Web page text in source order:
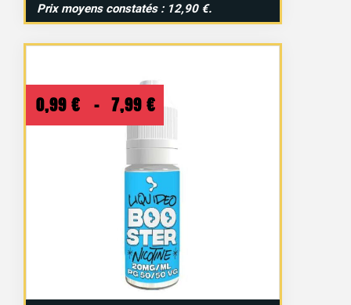
Prix moyens constatés : 12,90 €.
0,99 € – 7,99 € Plage
de
prix :
0,99 €
à
7,99 €